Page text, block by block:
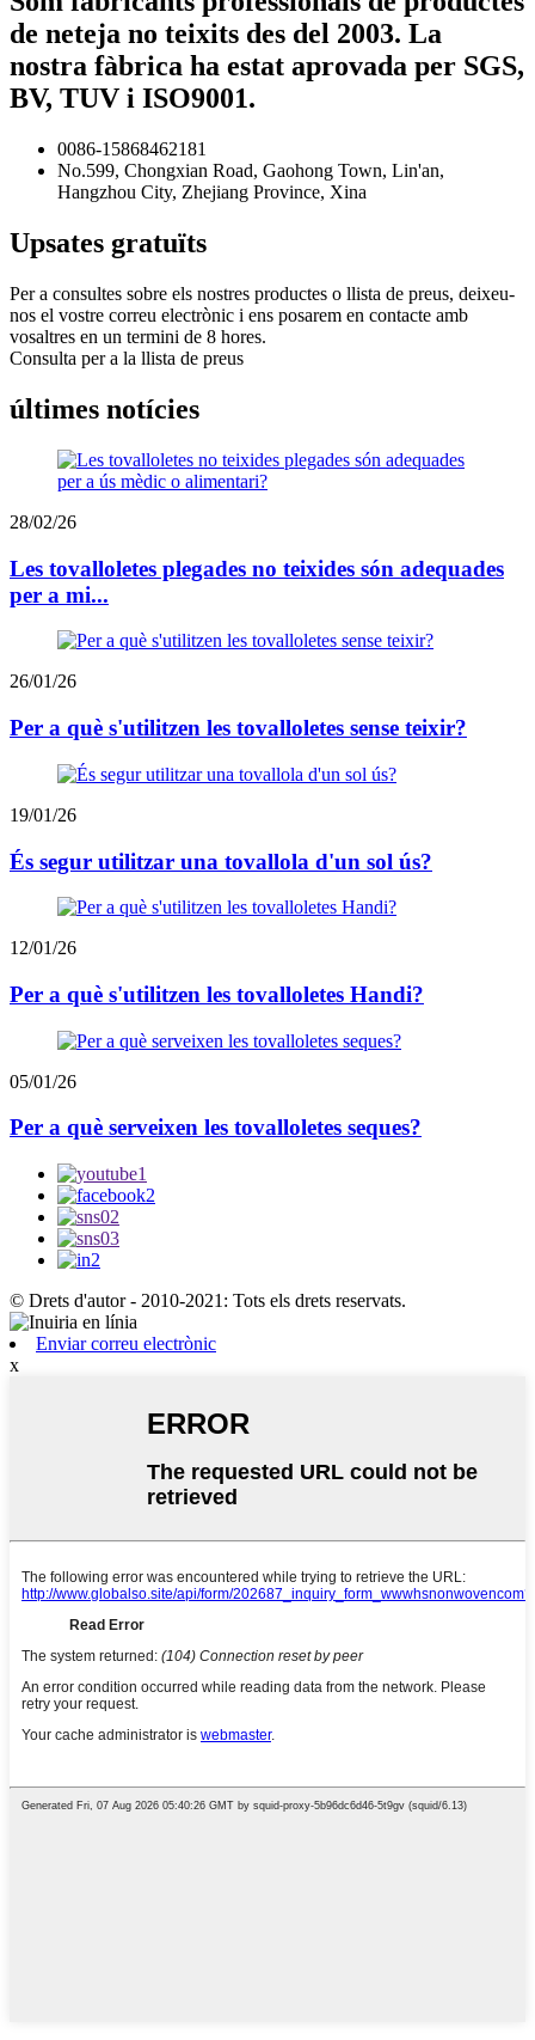
de neteja no teixits des del 2003. La
nostra fàbrica ha estat aprovada per SGS,
BV, TUV i ISO9001.
0086-15868462181
No.599, Chongxian Road, Gaohong Town, Lin'an,
Hangzhou City, Zhejiang Province, Xina
Upsates gratuïts
Per a consultes sobre els nostres productes o llista de preus, deixeu-
nos el vostre correu electrònic i ens posarem en contacte amb
vosaltres en un termini de 8 hores.
Consulta per a la llista de preus
últimes notícies
28/02/26
Les tovalloletes plegades no teixides són adequades
per a mi...
26/01/26
Per a què s'utilitzen les tovalloletes sense teixir?
19/01/26
És segur utilitzar una tovallola d'un sol ús?
12/01/26
Per a què s'utilitzen les tovalloletes Handi?
05/01/26
Per a què serveixen les tovalloletes seques?
© Drets d'autor - 2010-2021: Tots els drets reservats.
Enviar correu electrònic
x